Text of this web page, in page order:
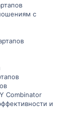
с
Combinator
и